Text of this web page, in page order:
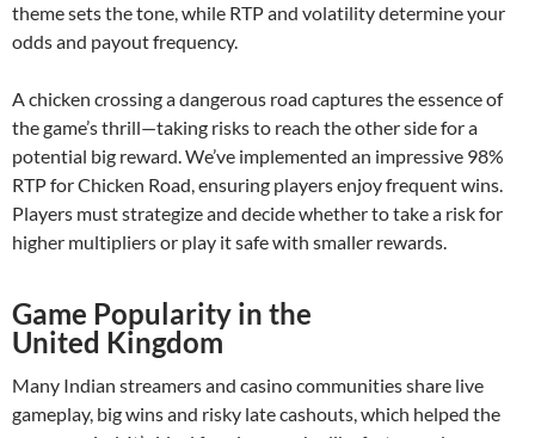
theme sets the tone, while RTP and volatility determine your
odds and payout frequency.
A chicken crossing a dangerous road captures the essence of
the game’s thrill—taking risks to reach the other side for a
potential big reward. We’ve implemented an impressive 98%
RTP for Chicken Road, ensuring players enjoy frequent wins.
Players must strategize and decide whether to take a risk for
higher multipliers or play it safe with smaller rewards.
Game Popularity in the
United Kingdom
Many Indian streamers and casino communities share live
gameplay, big wins and risky late cashouts, which helped the